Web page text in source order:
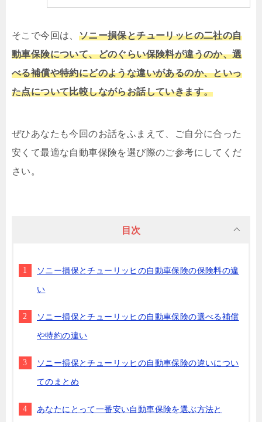
そこで今回は、 ソニー損保とチューリッヒの二社の自
動車保険について、どのぐらい保険料が違うのか、選
べる補償や特約にどのような違いがあるのか、といっ
た点について比較しながらお話していきます。
ぜひあなたも今回のお話をふまえて、ご自分に合った
安くて最適な自動車保険を選び際のご参考にしてくだ
さい。
目次
ソニー損保とチューリッヒの自動車保険の保険料の違
い
ソニー損保とチューリッヒの自動車保険の選べる補償
や特約の違い
ソニー損保とチューリッヒの自動車保険の違いについ
てのまとめ
あなたにとって一番安い自動車保険を選ぶ方法と